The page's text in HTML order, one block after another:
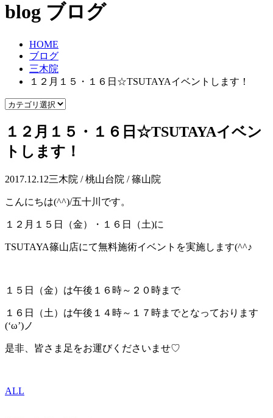
blog ブログ
HOME
ブログ
三木院
１２月１５・１６日☆TSUTAYAイベントします！
１２月１５・１６日☆TSUTAYAイベン
トします！
2017.12.12三木院 / 桃山台院 / 篠山院
こんにちは(^^)/五十川です。
１２月１５日（金）・１６日（土)に
TSUTAYA篠山店にて無料施術イベントを実施します(^^♪
１５日（金）は午後１６時～２０時まで
１６日（土）は午後１４時～１７時までとなっております
(‘ω’)ノ
是非、皆さま足をお運びくださいませ♡
ALL